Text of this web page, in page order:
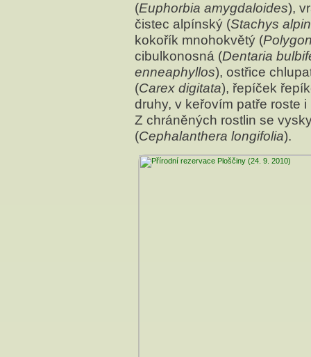
(Euphorbia amygdaloides),
čistec alpínský (Stachys
kokořík mnohokvětý (
cibulkonosná (Dentaria
enneaphyllos), ostřice
(Carex digitata), řepíček
druhy, v keřovím patře roste
Z chráněných rostlin se
(Cephalanthera longifolia).